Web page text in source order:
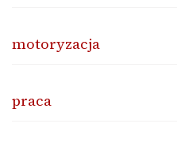
motoryzacja
praca